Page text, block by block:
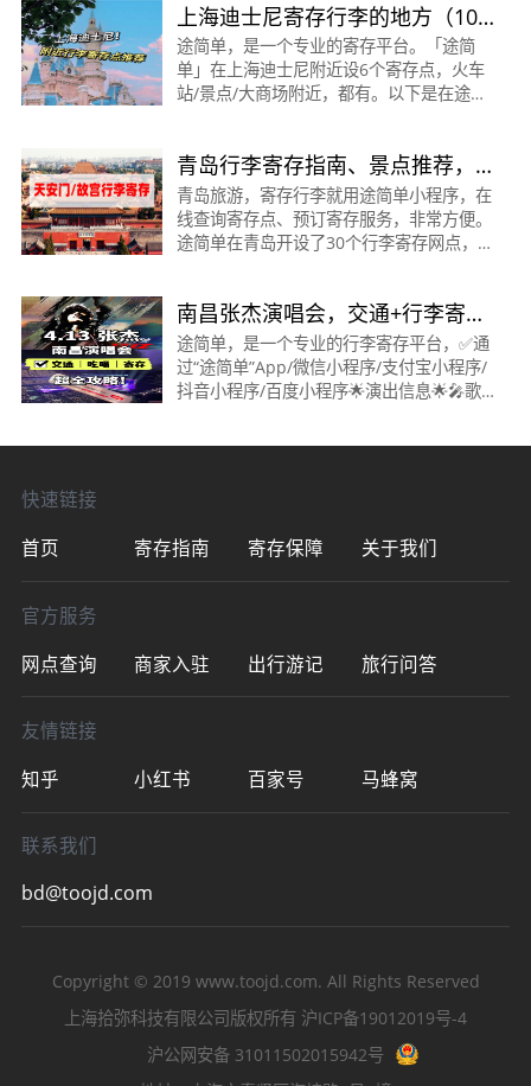
上海迪士尼寄存行李的地方（10
～20元/天）
途简单，是一个专业的寄存平台。「途简
单」在上海迪士尼附近设6个寄存点，火车
站/景点/大商场附近，都有。以下是在途简
06:00&nbsp;-&nbsp;23:59收费：背
青岛行李寄存指南、景点推荐，
行李寄存攻略~
青岛旅游，寄存行李就用途简单小程序，在
线查询寄存点、预订寄存服务，非常方便。
途简单在青岛开设了30个行李寄存网点，覆
酒博物馆、
南昌张杰演唱会，交通+行李寄存
攻略！丨国体中心行李寄存
途简单，是一个专业的行李寄存平台，✅通
过“途简单”App/微信小程序/支付宝小程序/
抖音小程序/百度小程序🌟演出信息🌟🎤歌
快速链接
首页
寄存指南 寄存保障 关于我们
官方服务
网点查询
商家入驻 出行游记 旅行问答
友情链接
知乎
小红书 百家号 马蜂窝
联系我们
bd@toojd.com
Copyright © 2019 www.toojd.com. All Rights Reserved
上海拾弥科技有限公司版权所有 沪ICP备19012019号-4
沪公网安备 31011502015942号